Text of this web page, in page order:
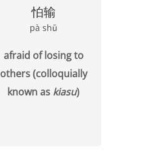
怕输
pà shū
afraid of losing to
others (colloquially
known as kiasu)